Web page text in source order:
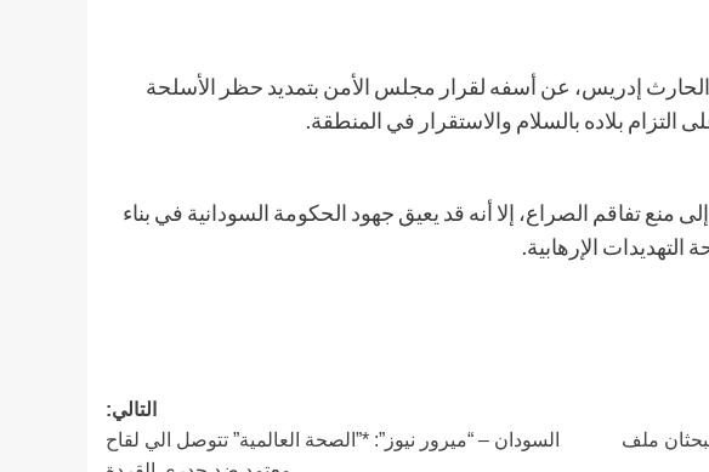
الحارث إدريس، عن أسفه لقرار مجلس الأمن بتمديد حظر الأسلحة
بلاده بالسلام والاستقرار في المنطقة.
منع تفاقم الصراع، إلا أنه قد يعيق جهود الحكومة السودانية في بناء
الإرهابية.
يبحثان ملف
التالي:
السودان – “ميرور نيوز”: *”الصحة العالمية” تتوصل الي لقاح